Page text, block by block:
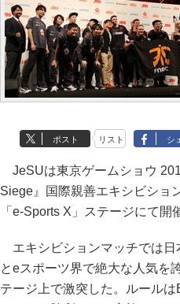
ポスト リスト シ
JeSUは東京ゲームショウ
Siege』国際親善エキシビショ
「e-Sports X」ステージにて開
エキシビションマッチでは日
とeスポーツ界で絶大な人気を
テージ上で激突した。ルール